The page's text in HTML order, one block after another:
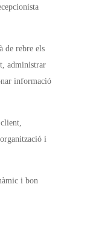
de rebre els
administrar
informació
i
i bon